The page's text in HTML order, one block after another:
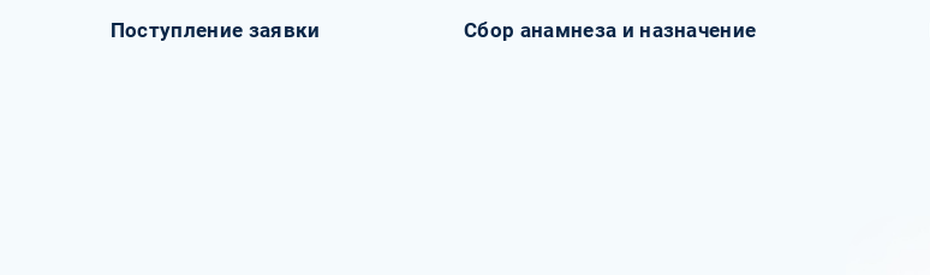
Поступление заявки Сбор анамнеза и назначение